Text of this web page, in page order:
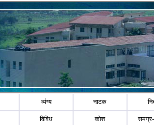
व्यंग्य नाटक
विविध कोश